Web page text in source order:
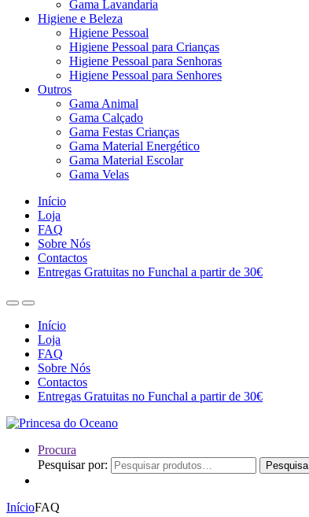
Gama Lavandaria
Higiene e Beleza
Higiene Pessoal
Higiene Pessoal para Crianças
Higiene Pessoal para Senhoras
Higiene Pessoal para Senhores
Outros
Gama Animal
Gama Calçado
Gama Festas Crianças
Gama Material Energético
Gama Material Escolar
Gama Velas
Início
Loja
FAQ
Sobre Nós
Contactos
Entregas Gratuitas no Funchal a partir de 30€
Início
Loja
FAQ
Sobre Nós
Contactos
Entregas Gratuitas no Funchal a partir de 30€
Procura
Pesquisar por:
Pesquisa
InícioFAQ